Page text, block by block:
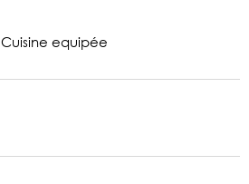
Cuisine equipée